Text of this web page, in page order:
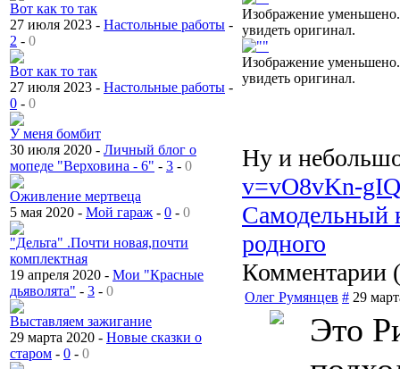
Вот как то так
27 июля 2023 - Настольные работы -
2 - 0
Вот как то так
27 июля 2023 - Настольные работы -
0 - 0
У меня бомбит
30 июля 2020 - Личный блог о
мопеде "Верховина - 6" - 3 - 0
Оживление мертвеца
5 мая 2020 - Мой гараж - 0 - 0
"Дельта" .Почти новая,почти
комплектная
19 апреля 2020 - Мои "Красные
дьяволята" - 3 - 0
Выставляем зажигание
29 марта 2020 - Новые сказки о
старом - 0 - 0
Изображение
увидеть оригинал.
Изображение
увидеть оригинал.
Ну и
v=vO8vKn-
Самодельный
родного
Комментарии (
Олег Румянцев # 29
Это